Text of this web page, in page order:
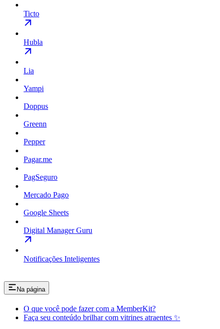
Ticto
Hubla
Lia
Yampi
Doppus
Greenn
Pepper
Pagar.me
PagSeguro
Mercado Pago
Google Sheets
Digital Manager Guru
Notificações Inteligentes
Na página
O que você pode fazer com a MemberKit?
Faça seu conteúdo brilhar com vitrines atraentes ✨